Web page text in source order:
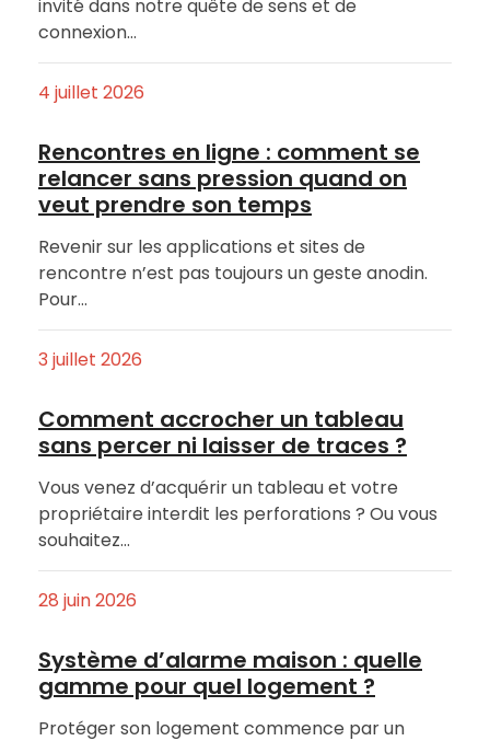
invité dans notre quête de sens et de
connexion…
4 juillet 2026
Rencontres en ligne : comment se
relancer sans pression quand on
veut prendre son temps
Revenir sur les applications et sites de
rencontre n’est pas toujours un geste anodin.
Pour…
3 juillet 2026
Comment accrocher un tableau
sans percer ni laisser de traces ?
Vous venez d’acquérir un tableau et votre
propriétaire interdit les perforations ? Ou vous
souhaitez…
28 juin 2026
Système d’alarme maison : quelle
gamme pour quel logement ?
Protéger son logement commence par un